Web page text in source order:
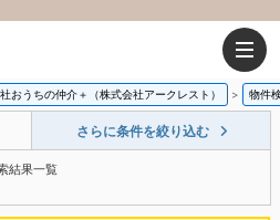
おうちの仲介＋（株式会社アークレスト） 物件
さらに条件を絞り込む
結果一覧